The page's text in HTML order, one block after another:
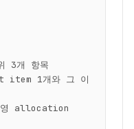
3개 항목
item 1개와 그 이
영 allocation